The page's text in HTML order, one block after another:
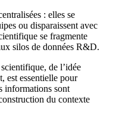
: elles se
ou disparaissent avec
se fragmente
silos de données R&D.
de l’idée
est essentielle pour
informations sont
du contexte